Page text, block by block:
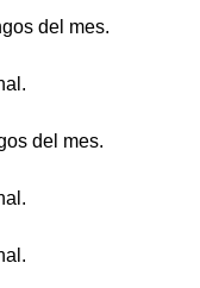
del mes.
del mes.